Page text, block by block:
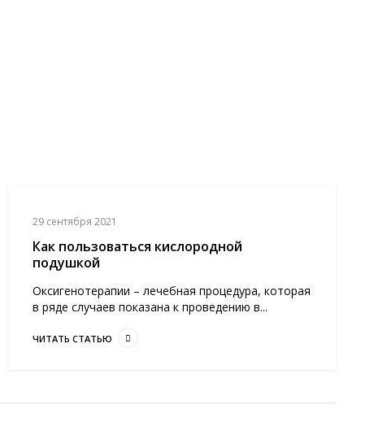
29 сентября 2021
Как пользоваться кислородной
подушкой
Оксигенотерапии – лечебная процедура, которая
в ряде случаев показана к проведению в...
ЧИТАТЬ СТАТЬЮ